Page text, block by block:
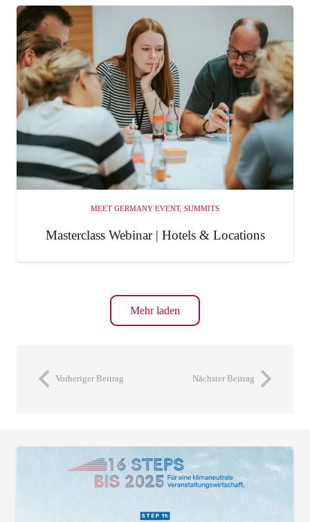
MEET GERMANY EVENT, SUMMITS
Masterclass Webinar | Hotels & Locations
Mehr laden
Vorheriger Beitrag Nächster Beitrag